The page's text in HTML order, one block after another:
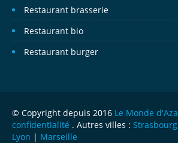
Restaurant brasserie
Restaurant bio
Restaurant burger
© Copyright depuis 2016 Le Monde d'Aza
confidentialité . Autres villes : Strasbourg
Lyon | Marseille